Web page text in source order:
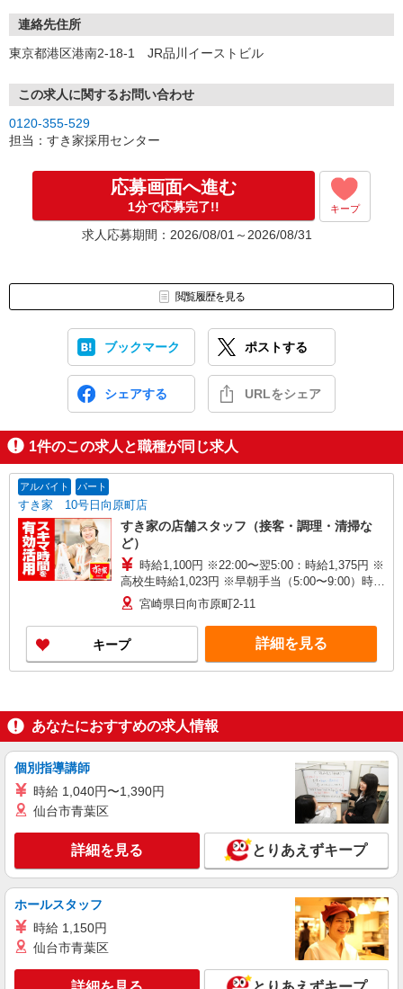
連絡先住所
東京都港区港南2-18-1 JR品川イーストビル
この求人に関するお問い合わせ
0120-355-529
担当：すき家採用センター
応募画面へ進む
1分で応募完了!! キープ
求人応募期間：2026/08/01～2026/08/31
閲覧履歴を見る
ブックマーク ポストする
シェアする URLをシェア
1件のこの求人と職種が同じ求人
アルバイト パート
すき家 10号日向原町店
すき家の店舗スタッフ（接客・調理・清掃な
ど）
時給1,100円 ※22:00〜翌5:00：時給1,375円 ※
高校生時給1,023円 ※早朝手当（5:00〜9:00）時給
＋150円
宮崎県日向市原町2-11
キープ 詳細を見る
あなたにおすすめの求人情報
個別指導講師
時給 1,040円〜1,390円
仙台市青葉区
詳細を見る とりあえずキープ
ホールスタッフ
時給 1,150円
仙台市青葉区